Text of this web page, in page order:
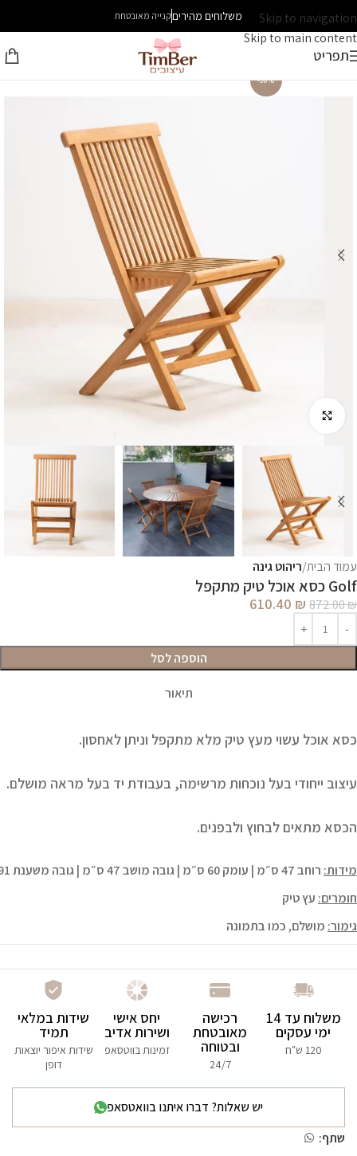
Skip to navigation
Skip to main content
משלוחים מהיריםקנייה מאובטחת
תפריט
עמוד הבית ריהוט גינה
Golf כסא אוכל טיק מתקפל
872.00₪
610.40 ₪
הוספה לסל
תיאור
כסא אוכל עשוי מעץ טיק מלא מתקפל וניתן לאחסון.
עיצוב ייחודי בעל נוכחות מרשימה, בעבודת יד בעל מראה מושלם.
הכסא מתאים לבחוץ ולבפנים.
מידות: רוחב 47 ס״מ | עומק 60 ס״מ | גובה מושב 47 ס״מ | גובה משענת 91 ס״מ
חומרים: עץ טיק
גימור: מושלם, כמו בתמונה
-30%
משלוח עד 14
ימי עסקים
120 ש"ח
רכישה
מאובטחת
ובטוחה
24/7
יחס אישי
ושירות אדיב
זמינות בווטסאפ
שידות במלאי
תמיד
שידות איפור יוצאות
דופן
יש שאלות? דברו איתנו בוואטסאפ
שתף: